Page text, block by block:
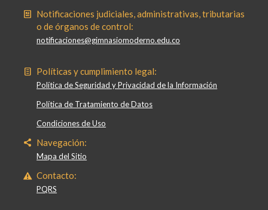
Notificaciones judiciales, administrativas, tributarias
o de órganos de control:
notificaciones@gimnasiomoderno.edu.co
Políticas y cumplimiento legal:
Política de Seguridad y Privacidad de la Información
Política de Tratamiento de Datos
Condiciones de Uso
Navegación:
Mapa del Sitio
Contacto:
PQRS